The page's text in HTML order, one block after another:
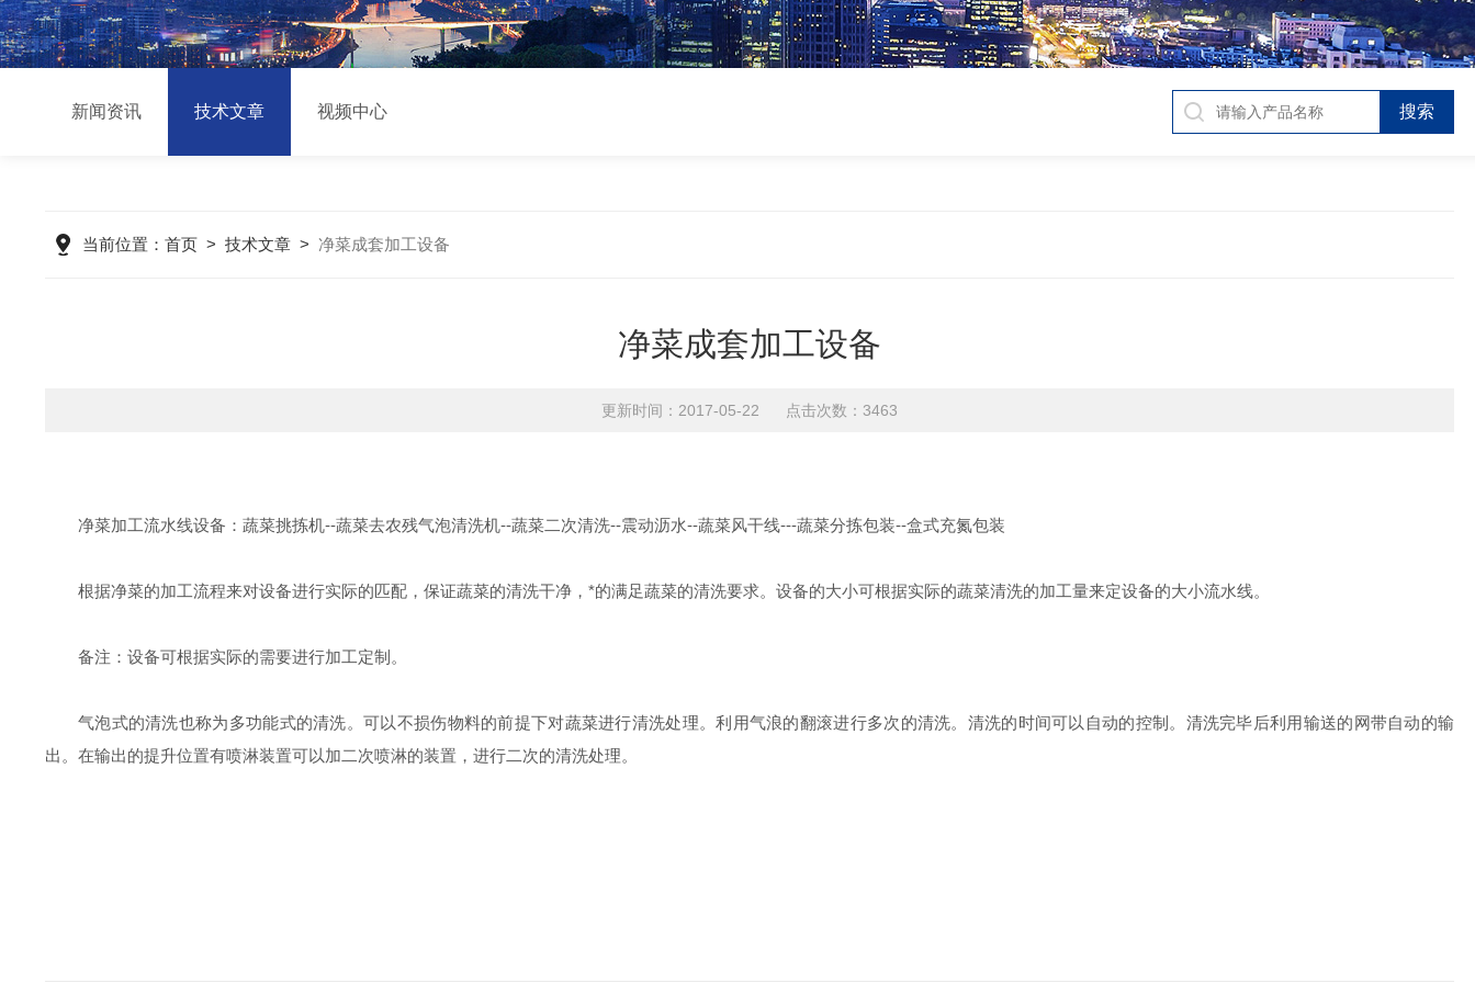
新闻资讯 技术文章 视频中心
当前位置： 首页> 技术文章> 净菜成套加工设备
净菜成套加工设备
更新时间：2017-05-22 点击次数：3463
净菜加工流水线设备：蔬菜挑拣机--蔬菜去农残气泡清洗机--蔬菜二次清洗--震动沥水--蔬菜风干线---蔬菜分拣包装--盒式充氮包装
根据净菜的加工流程来对设备进行实际的匹配，保证蔬菜的清洗干净，*的满足蔬菜的清洗要求。设备的大小可根据实际的蔬菜清洗的加工量来定设备的大小流水线。
备注：设备可根据实际的需要进行加工定制。
气泡式的清洗也称为多功能式的清洗。可以不损伤物料的前提下对蔬菜进行清洗处理。利用气浪的翻滚进行多次的清洗。清洗的时间可以自动的控制。清洗完毕后利用输送的网带自动的输
出。在输出的提升位置有喷淋装置可以加二次喷淋的装置，进行二次的清洗处理。